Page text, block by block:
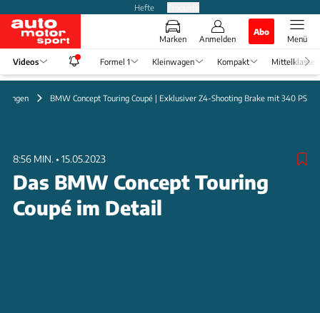
Hefte
Marken Anmelden
Abo
Menü
Videos Formel 1 Kleinwagen Kompakt Mittelklasse
BMW Concept Touring Coupé | Exklusiver Z4-Shooting Brake mit 340 PS
8:56 MIN. • 15.05.2023
Das BMW Concept Touring
Coupé im Detail